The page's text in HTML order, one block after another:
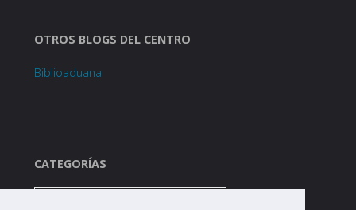
OTROS BLOGS DEL CENTRO
Biblioaduana
CATEGORÍAS